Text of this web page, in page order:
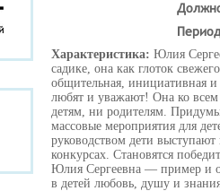
Характеристика: Юлия
садике, она как глоток
общительная, инициативная
любят и уважают! Она ко
детям, ни родителям.
массовые мероприятия для
руководством дети
конкурсах. Становятся
Юлия Сергеевна — пример и
в детей любовь, душу и